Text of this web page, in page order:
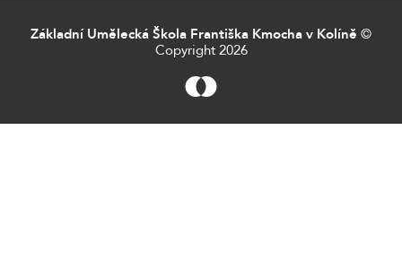
Základní Umělecká Škola Františka Kmocha v Kolíně ©
Copyright 2026